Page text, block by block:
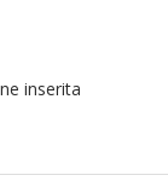
inserita